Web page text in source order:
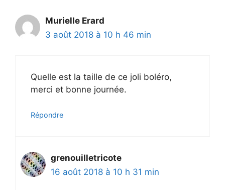
Murielle Erard
3 août 2018 à 10 h 46 min
Quelle est la taille de ce joli boléro,
merci et bonne journée.
Répondre
grenouilletricote
16 août 2018 à 10 h 31 min